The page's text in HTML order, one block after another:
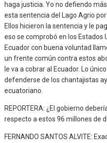
haga justicia. Yo no defiendo
esta sentencia del Lago Agrio
Ellos hicieron la sentencia y le
eso se comprobó en los Estados
Ecuador con buena voluntad
un frente común contra estos
le va a cobrar al Ecuador. Lo
defenderse de los chantajistas
ecuatoriano.
REPORTERA: ¿El gobierno
respecto a estos 96 millones de
FERNANDO SANTOS ALVITE: